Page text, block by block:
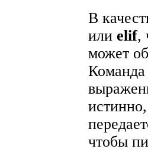
В
или elif,
может
чтобы